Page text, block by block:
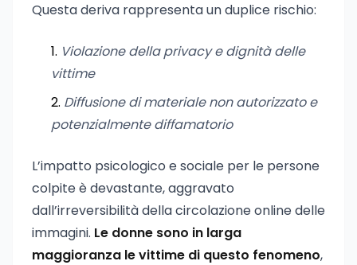
Questa deriva rappresenta un duplice rischio:
Violazione della privacy e dignità delle
vittime
Diffusione di materiale non autorizzato e
potenzialmente diffamatorio
L’impatto psicologico e sociale per le persone
colpite è devastante, aggravato
dall’irreversibilità della circolazione online delle
immagini. Le donne sono in larga
maggioranza le vittime di questo fenomeno,